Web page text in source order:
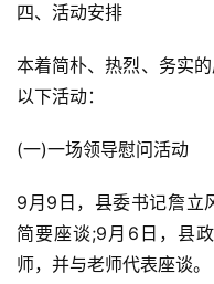
四、活动安排
本着简朴、热烈、务实
以下活动：
(一)一场领导慰问活动
9月9日，县委书记詹立
简要座谈;9月6日，县
师，并与老师代表座谈。